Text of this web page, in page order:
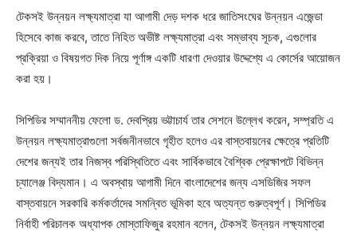
টেকসই উন্নয়ন লক্ষ্যমাত্রা যা আগামী দেড় দশক ধরে জাতিসংঘের উন্নয়ন এজেন্ডা
হিসেবে কাজ করবে, তাতে নিহিত অভীষ্ট লক্ষ্যমাত্রা এবং সম্ভাব্য সূচক, এগুলোর
প্রক্রিয়া ও বিষয়গত দিক নিয়ে পূর্ণাঙ্গ একটি ধারণা দেওয়ার উদ্দেশ্যে এ কোর্সের আয়োজন
করা হয়।
সিপিডির সম্মাননীয় ফেলো ড. দেবপ্রিয় ভট্টাচার্য তার সেশনে উল্লেখ করেন, সম্প্রতি এ
উন্নয়ন লক্ষ্যমাত্রাগুলো সর্বজনীনভাবে গৃহীত হলেও এর বাস্তবায়নের ক্ষেত্রে প্রতিটি
দেশের জন্যই তার নিজস্ব পরিস্থিতিতে এবং সার্বিকভাবে বৈশ্বিক প্রেক্ষাপটে বিভিন্ন
চ্যালেঞ্জ বিদ্যমান। এ অবস্থায় আগামী দিনে বাংলাদেশের জন্য এসডিজির সফল
বাস্তবায়নে সরকারি কর্মকর্তাদের সমন্বিত ভূমিকা হবে অত্যন্ত গুরুত্বপূর্ণ। সিপিডির
নির্বাহী পরিচালক অধ্যাপক মোস্তাফিজুর রহমান বলেন, টেকসই উন্নয়ন লক্ষ্যমাত্রা